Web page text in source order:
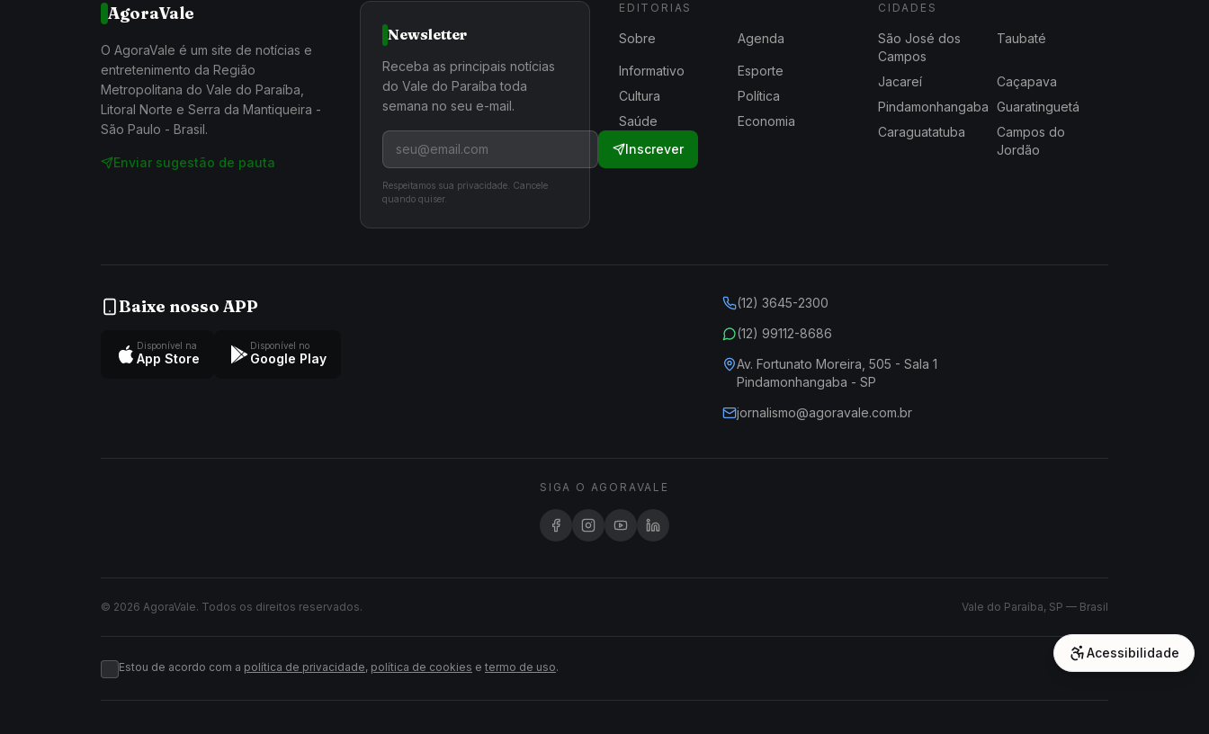
AgoraVale
O AgoraVale é um site de notícias e
entretenimento da Região
Metropolitana do Vale do Paraíba,
Litoral Norte e Serra da Mantiqueira -
São Paulo - Brasil.
Enviar sugestão de pauta
Newsletter
Receba as principais notícias
do Vale do Paraíba toda
semana no seu e-mail.
Inscrever
Respeitamos sua privacidade. Cancele
quando quiser.
EDITORIAS
Sobre Agenda
Informativo
Esporte
Cultura
Política
Saúde
Economia
CIDADES
São José dos
Campos
Taubaté
Jacareí
Caçapava
Pindamonhangaba Guaratinguetá
Caraguatatuba
Campos do
Jordão
Baixe nosso APP
Disponível na
App Store
Disponível no
Google Play
(12) 3645-2300
(12) 99112-8686
Av. Fortunato Moreira, 505 - Sala 1
Pindamonhangaba - SP
jornalismo@agoravale.com.br
SIGA O AGORAVALE
© 2026 AgoraVale. Todos os direitos reservados. Vale do Paraíba, SP — Brasil
Estou de acordo com a política de privacidade, política de cookies e termo de uso.
Acessibilidade